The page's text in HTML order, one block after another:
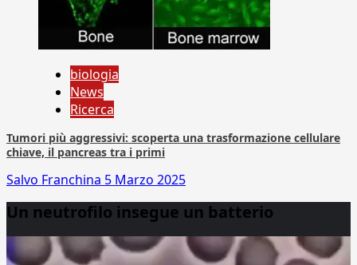
biologia
News
Ricerca
Tumori più aggressivi: scoperta una trasformazione cellulare
chiave, il pancreas tra i primi
Salvo Franchina 5 Marzo 2025
Un neutrofilo insegue un batterio
Player